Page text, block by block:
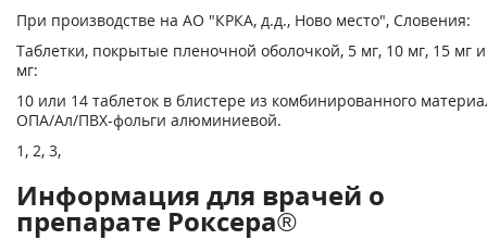
При производстве на АО "КРКА, д.д., Ново место", Словения:
Таблетки, покрытые пленочной оболочкой, 5 мг, 10 мг, 15 мг
мг:
10 или 14 таблеток в блистере из комбинированного
ОПА/Ал/ПВХ-фольги алюминиевой.
1, 2, 3,
Информация для врачей о
препарате Роксера®